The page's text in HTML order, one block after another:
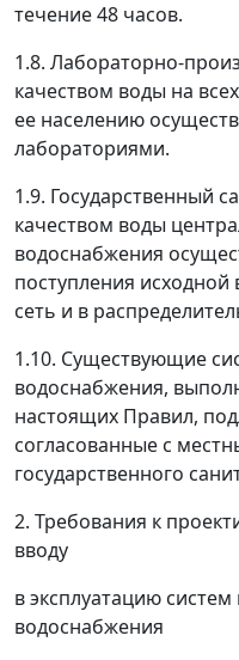
течение 48 часов.
1.8. Лабораторно-
качеством воды на
ее населению
лабораториями.
1.9. Государственный
качеством воды
водоснабжения
поступления
сеть и в
1.10. Существующие
водоснабжения,
настоящих Правил,
согласованные с
государственного
2. Требования к
вводу
в эксплуатацию
водоснабжения